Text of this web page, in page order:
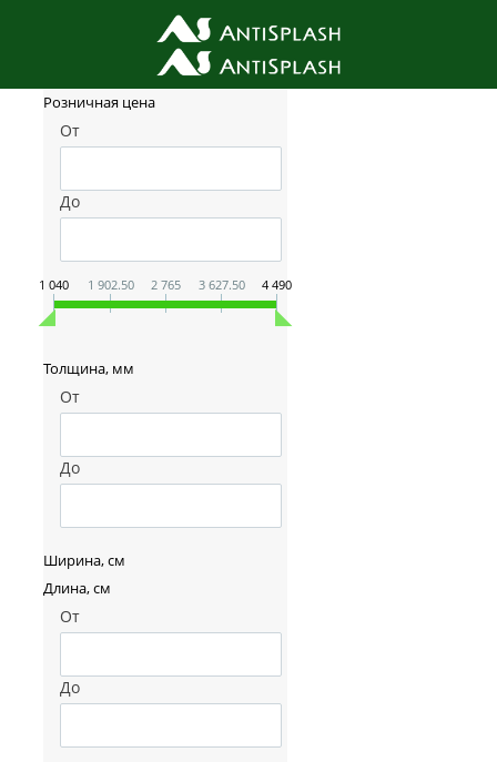
Фильтр товаров
Розничная цена
От
До
1 040 1 902.50 2 765 3 627.50 4 490
Толщина, мм
От
До
Ширина, см
Длина, см
От
До